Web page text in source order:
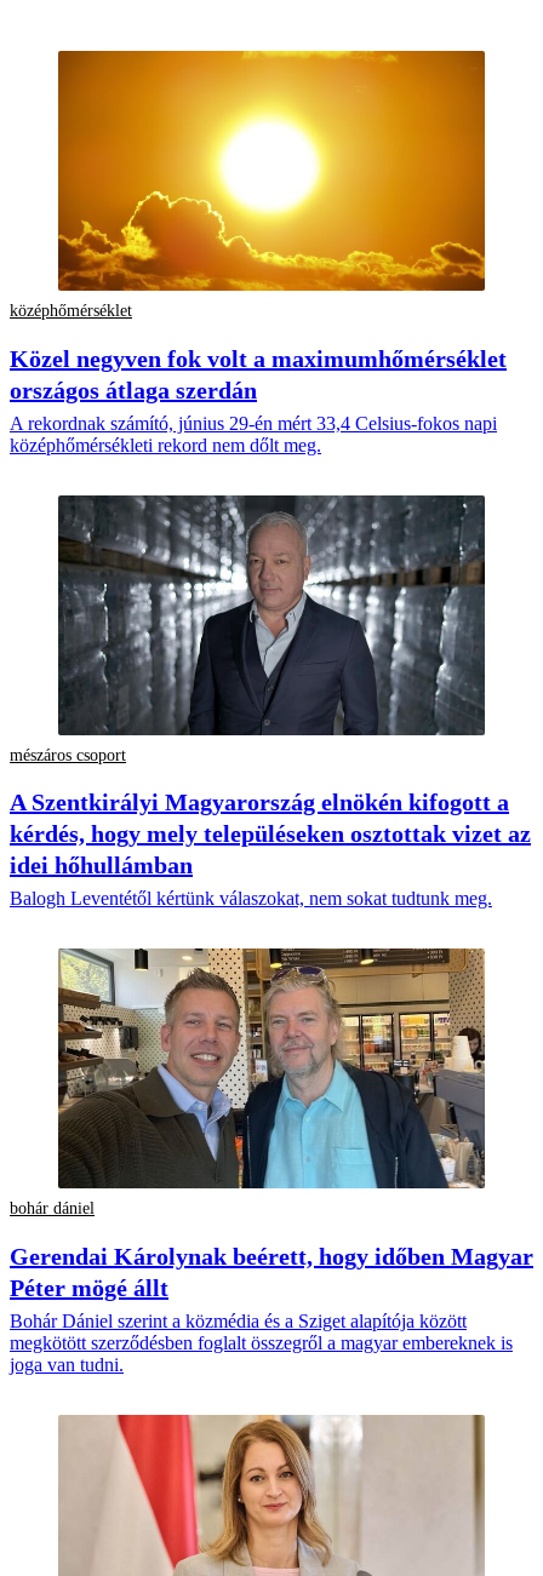
középhőmérséklet
Közel negyven fok volt a maximumhőmérséklet
országos átlaga szerdán
A rekordnak számító, június 29-én mért 33,4 Celsius-fokos napi
középhőmérsékleti rekord nem dőlt meg.
mészáros csoport
A Szentkirályi Magyarország elnökén kifogott a
kérdés, hogy mely településeken osztottak vizet az
idei hőhullámban
Balogh Leventétől kértünk válaszokat, nem sokat tudtunk meg.
bohár dániel
Gerendai Károlynak beérett, hogy időben Magyar
Péter mögé állt
Bohár Dániel szerint a közmédia és a Sziget alapítója között
megkötött szerződésben foglalt összegről a magyar embereknek is
joga van tudni.